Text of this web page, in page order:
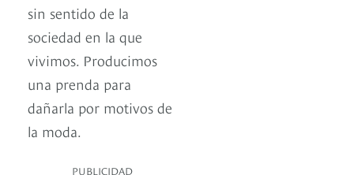
sin sentido de la
sociedad en la que
vivimos. Producimos
una prenda para
dañarla por motivos de
la moda.
PUBLICIDAD